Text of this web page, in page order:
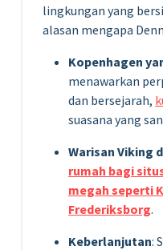
lingkungan yang
alasan mengapa
Kopenhagen
menawarkan
dan bersejarah,
suasana yang
Warisan Viking
rumah bagi
megah seperti
Frederiksborg.
Keberlanjutan: